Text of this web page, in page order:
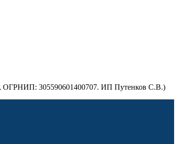
ОГРНИП: 305590601400707. ИП Путенков С.В.)